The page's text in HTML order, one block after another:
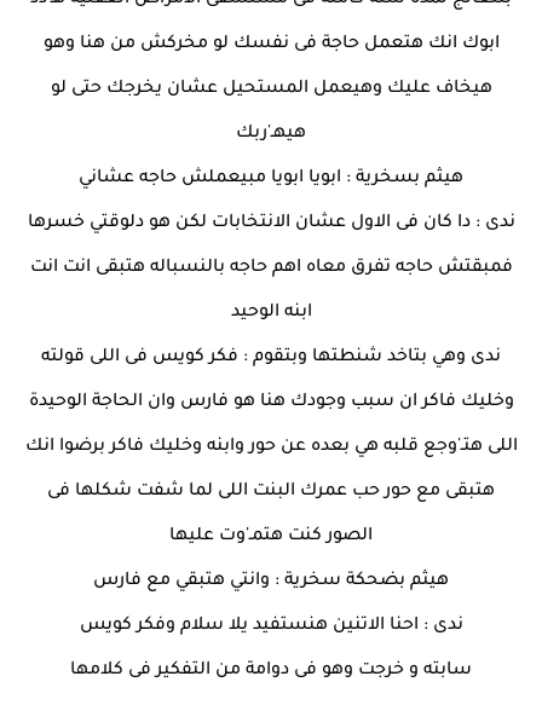
ابوك انك هتعمل حاجة فى نفسك لو مخركش من هنا وهو
هيخاف عليك وهيعمل المستحيل عشان يخرجك حتى لو
هيهـ'ربك
هيثم بسخرية : ابويا ابويا مبيعملش حاجه عشاني
ندى : دا كان فى الاول عشان الانتخابات لكن هو دلوقتي خسرها
فمبقتش حاجه تفرق معاه اهم حاجه بالنسباله هتبقى انت انت
ابنه الوحيد
ندى وهي بتاخد شنطتها وبتقوم : فكر كويس فى اللى قولته
وخليك فاكر ان سبب وجودك هنا هو فارس وان الحاجة الوحيدة
اللى هتـ'وجع قلبه هي بعده عن حور وابنه وخليك فاكر برضوا انك
هتبقى مع حور حب عمرك البنت اللى لما شفت شكلها فى
الصور كنت هتمـ'وت عليها
هيثم بضحكة سخرية : وانتي هتبقي مع فارس
ندى : احنا الاتنين هنستفيد يلا سلام وفكر كويس
سابته و خرجت وهو فى دوامة من التفكير فى كلامها